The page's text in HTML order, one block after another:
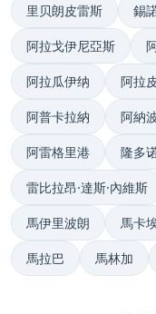
里贝朗皮雷斯 錫
阿拉戈伊尼亞斯
阿拉瓜伊纳 阿拉
阿普卡拉納 阿納
阿雷格里港 隆多
雷比拉昂·達斯·內維斯
馬伊里波朗 馬卡
馬拉巴 馬林加